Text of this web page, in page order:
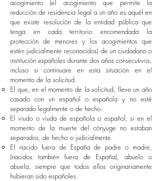
acogimiento (el acogimiento que permite la
reducción de residencia legal a un año es aquél en
que existe resolución de la entidad pública que
tenga en cada territorio encomendada la
protección de menores y los acogimientos que
estén judicialmente reconocidos) de un ciudadano o
institución españoles durante dos años consecutivos,
incluso si continuare en esta situación en el
momento de la solicitud.
El que, en el momento de la solicitud, lleve un año
casado con un español o española y no esté
separado legalmente o de hecho.
El viudo o viuda de española o español, si en el
momento de la muerte del cónyuge no estaban
separados, de hecho o judicialmente.
El nacido fuera de España de padre o madre,
(nacidos también fuera de España), abuelo o
abuela, siempre que todos ellos originariamente
hubieran sido españoles.